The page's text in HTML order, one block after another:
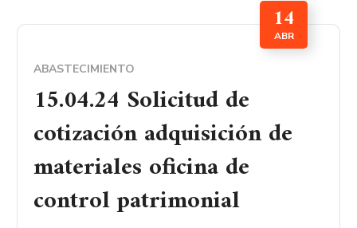
14
ABR
ABASTECIMIENTO
15.04.24 Solicitud de
cotización adquisición de
materiales oficina de
control patrimonial